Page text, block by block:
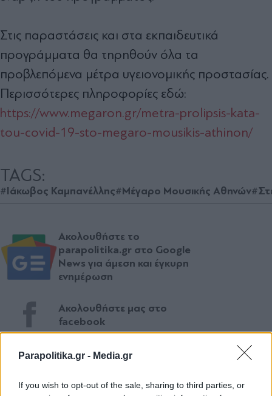
Parapolitika.gr - Media.gr
If you wish to opt-out of the sale, sharing to third parties, or
Στις παραστάσεις και στα εκπαιδευτικά
προγράμματα θα τηρηθούν όλα τα
προβλεπόμενα μέτρα υγειονομικής προστασίας.
Περισσότερες πληροφορίες εδώ:
https://www.megaron.gr/metra-prolipsis-kata-
tou-covid-19-sto-megaro-mousikis-athinon/
TAGS:
#Ιάκωβος Καμπανέλλης#Μέγαρο Μουσικής Αθηνών
Ακολουθήστε το
parapolitika.gr στο Google
News για άμεση και έγκυρη
ενημέρωση
Ακολουθήστε μας στο
facebook
twitter